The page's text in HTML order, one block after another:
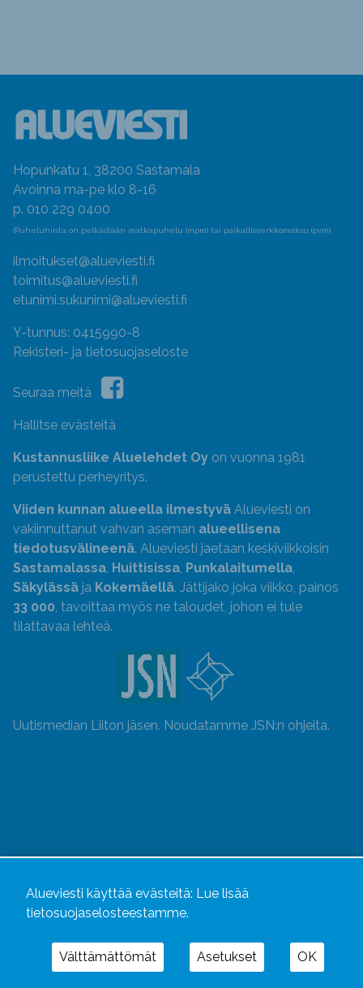
Hopunkatu 1, 38200 Sastamala
Avoinna ma-pe klo 8-16
p. 010 229 0400
(Puheluhinta on pelkästään matkapuhelu (mpm) tai paikallisverkkomaksu (pvm)
ilmoitukset@alueviesti.fi
toimitus@alueviesti.fi
etunimi.sukunimi@alueviesti.fi
Y-tunnus: 0415990-8
Rekisteri- ja tietosuojaseloste
Seuraa meitä
Hallitse evästeitä
Kustannusliike Aluelehdet Oy on vuonna 1981
perustettu perheyritys.
Viiden kunnan alueella ilmestyvä Alueviesti on
vakiinnuttanut vahvan aseman alueellisena
tiedotusvälineenä. Alueviesti jaetaan keskiviikkoisin
Sastamalassa Huittisissa Punkalaitumella
Säkylässä ja Kokemäellä. Jättijako joka viikko, painos
33 000 , tavoittaa myös ne taloudet, johon ei tule
tilattavaa lehteä.
Uutismedian Liiton jäsen. Noudatamme JSN:n ohjeita.
Alueviestijaalueviesti.fiovat osa Kustannusliike
Aluelehdet Oy – mediakonsernia, jonka tarjoaman
Alueviesti käyttää evästeitä: Lue lisää
tietosuojaselosteestamme.
Välttämättömät Asetukset OK